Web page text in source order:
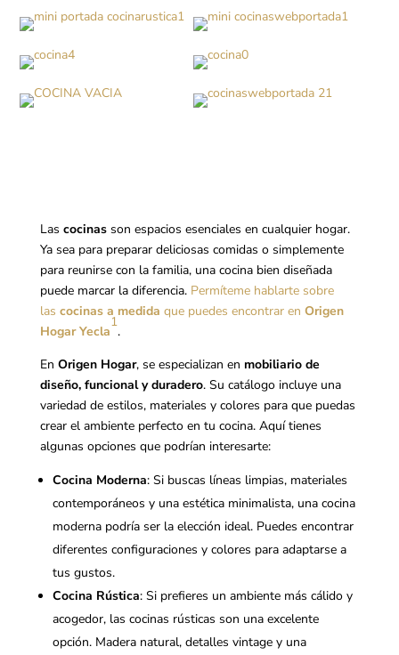
Las cocinas son espacios esenciales en cualquier hogar.
Ya sea para preparar deliciosas comidas o simplemente
para reunirse con la familia, una cocina bien diseñada
puede marcar la diferencia. Permíteme hablarte sobre
las cocinas a medida que puedes encontrar en Origen
Hogar Yecla
1
.
En Origen Hogar, se especializan en mobiliario de
diseño, funcional y duradero. Su catálogo incluye una
variedad de estilos, materiales y colores para que puedas
crear el ambiente perfecto en tu cocina. Aquí tienes
algunas opciones que podrían interesarte:
Cocina Moderna: Si buscas líneas limpias, materiales
contemporáneos y una estética minimalista, una cocina
moderna podría ser la elección ideal. Puedes encontrar
diferentes configuraciones y colores para adaptarse a
tus gustos.
Cocina Rústica: Si prefieres un ambiente más cálido y
acogedor, las cocinas rústicas son una excelente
opción. Madera natural, detalles vintage y una